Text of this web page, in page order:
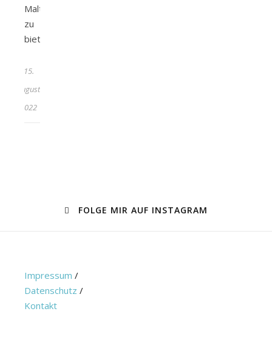
Malta
zu
bieten.
15.
August
2022
FOLGE MIR AUF INSTAGRAM
Impressum /
Datenschutz /
Kontakt